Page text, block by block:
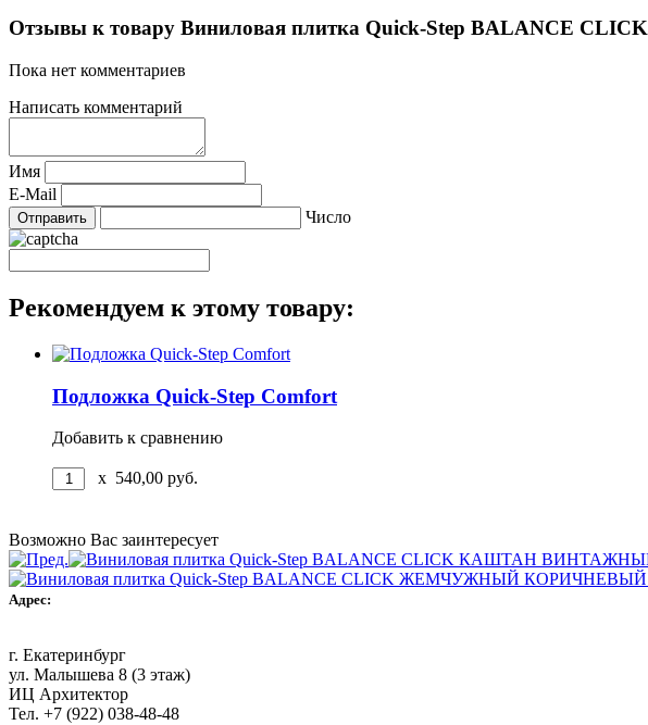
Отзывы к товару Виниловая плитка Quick-Step BALANCE
Пока нет комментариев
Написать комментарий
Имя
E-Mail
Число
Рекомендуем к этому товару:
Подложка Quick-Step Comfort
Добавить к сравнению
x 540,00 руб.
Возможно Вас заинтересует
Адрес:
г. Екатеринбург
ул. Малышева 8 (3 этаж)
ИЦ Архитектор
Тел. +7 (922) 038-48-48